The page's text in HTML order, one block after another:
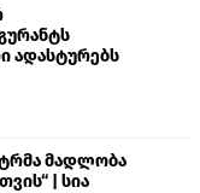
ადასტურებს
მადლობა
| სია